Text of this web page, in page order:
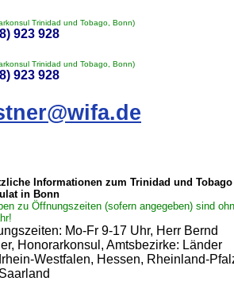
Trinidad und Tobago, Bonn)
923 928
Trinidad und Tobago, Bonn)
923 928
Informationen zum Trinidad und Tobago
in Bonn
zu Öffnungszeiten (sofern angegeben) sind
Mo-Fr 9-17 Uhr, Herr Bernd
Honorarkonsul, Amtsbezirke: Länder
Westfalen, Hessen, Rheinland-